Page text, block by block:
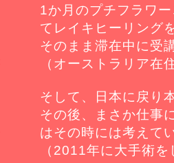
1か月のプチフラワ
てレイキヒーリング
そのまま滞在中に受
（オーストラリア在
そして、日本に戻り
その後、まさか仕事
はその時には考えて
（2011年に大手術